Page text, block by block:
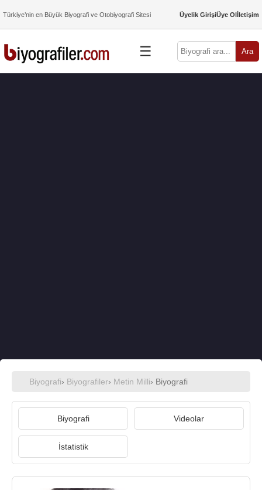
Türkiye’nin en Büyük Biyografi ve Otobiyografi Sitesi Üyelik GirişiÜye Olİletişim
☰ Ara
Biyografi› Biyografiler› Metin Milli› Biyografi
Biyografi Videolar
İstatistik